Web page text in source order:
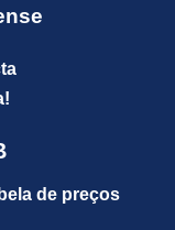
de preços